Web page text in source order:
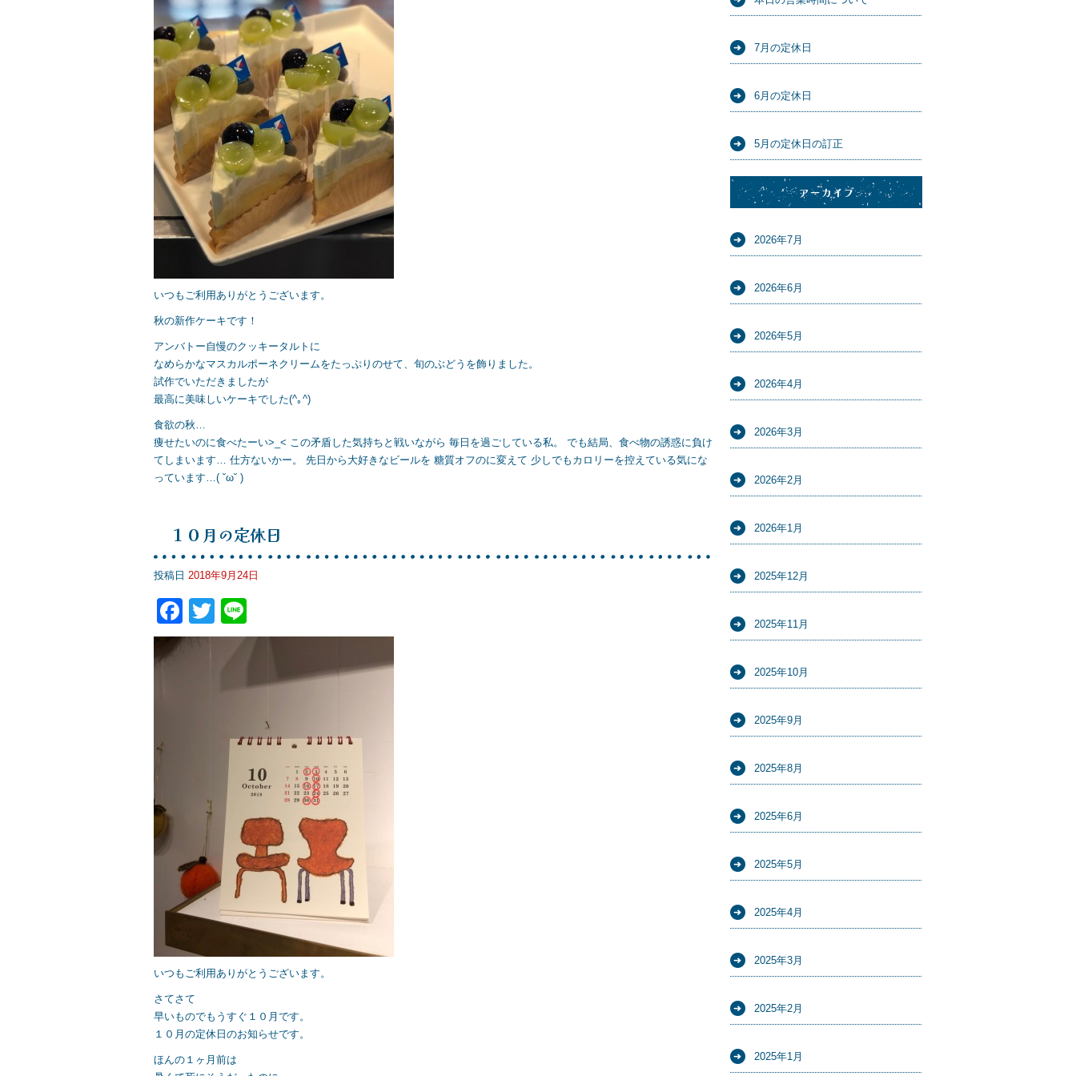
e
b
o
o
k
er
いつもご利用ありがとうございます。
秋の新作ケーキです！
アンバトー自慢のクッキータルトに
なめらかなマスカルポーネクリームをたっぷりのせて、旬のぶどうを飾りました。
試作でいただきましたが
最高に美味しいケーキでした(^｡^)
食欲の秋…
痩せたいのに食べたーい>_< この矛盾した気持ちと戦いながら 毎日を過ごしている私。 でも結局、食べ物の誘惑に負け
てしまいます… 仕方ないかー。 先日から大好きなビールを 糖質オフのに変えて 少しでもカロリーを控えている気にな
っています…( ˘ω˘ )
１０月の定休日
投稿日 2018年9月24日
F
a
T
wi
er
n
いつもご利用ありがとうございます。
さてさて
早いものでもうすぐ１０月です。
１０月の定休日のお知らせです。
ほんの１ヶ月前は
7月の定休日
6月の定休日
5月の定休日の訂正
アーカイブ
2026年7月
2026年6月
2026年5月
2026年4月
2026年3月
2026年2月
2026年1月
2025年12月
2025年11月
2025年10月
2025年9月
2025年8月
2025年6月
2025年5月
2025年4月
2025年3月
2025年2月
2025年1月